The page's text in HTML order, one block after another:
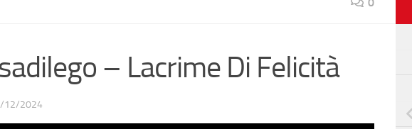
– Lacrime Di Felicità
12/2024